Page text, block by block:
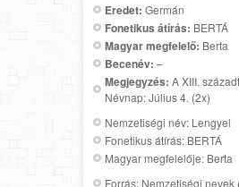
Eredet: Germán
Fonetikus átírás: BERTÁ
Magyar megfelelő: Berta
Becenév: –
Megjegyzés: A XIII.
Névnap: Július 4. (2x)
Nemzetiségi név: Lengyel
Fonetikus átírás: BERTÁ
Magyar megfelelője: Berta
Forrás: Nemzetiségi nevek